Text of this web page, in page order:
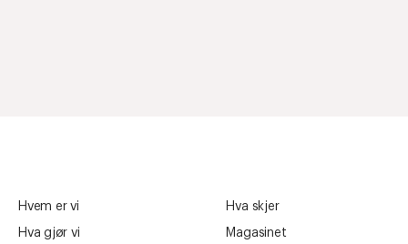
Hvem er vi
Hva gjør vi
Hva skjer
Magasinet